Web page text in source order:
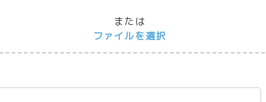
または
ファイルを選択